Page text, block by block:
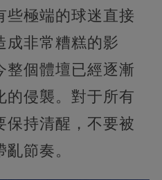
些極端的球迷直接
成非常糟糕的影
整個體壇已經逐漸
的侵襲。對于所有
保持清醒，不要被
節奏。